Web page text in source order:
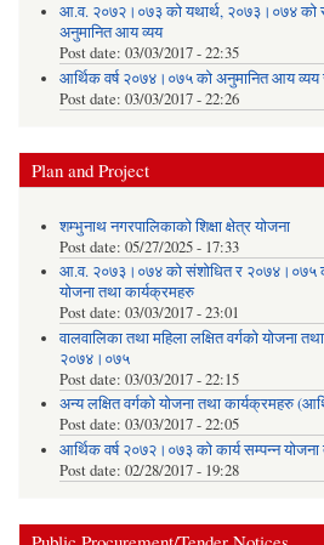
आ.व. २०७२।०७३ को यथार्थ, २०७३।०७४ को
अनुमानित आय व्यय
Post date: 03/03/2017 - 22:35
आर्थिक वर्ष २०७४।०७५ को अनुमानित आय व्यय
Post date: 03/03/2017 - 22:26
Plan and Project
शम्भुनाथ नगरपालिकाको शिक्षा क्षेत्र योजना
Post date: 05/27/2025 - 17:33
आ.व. २०७३।०७४ को संशोधित र २०७४।०७५
योजना तथा कार्यक्रमहरु
Post date: 03/03/2017 - 23:01
वालवालिका तथा महिला लक्षित वर्गको योजना
२०७४।०७५
Post date: 03/03/2017 - 22:15
अन्य लक्षित वर्गको योजना तथा कार्यक्रमहरु
Post date: 03/03/2017 - 22:05
आर्थिक वर्ष २०७२।०७३ को कार्य सम्पन्न
Post date: 02/28/2017 - 19:28